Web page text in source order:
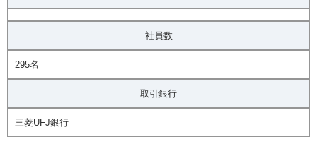
社員数
295名
取引銀行
三菱UFJ銀行